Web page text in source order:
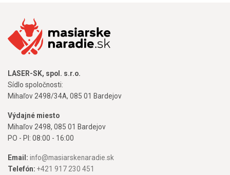
LASER-SK, spol. s.r.o.
Sídlo spoločnosti:
Mihaľov 2498/34A, 085 01 Bardejov
Výdajné miesto
Mihaľov 2498, 085 01 Bardejov
PO - PI: 08:00 - 16:00
Email: info@masiarskenaradie.sk
Telefón: +421 917 230 451